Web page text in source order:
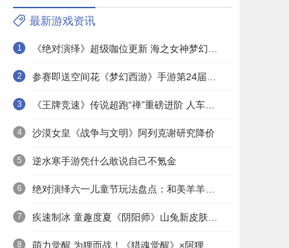
最新游戏资讯
1
2
3
4 沙漠女皇《战争与文明》阿列克谢研究降价
5 逆水寒手游凭什么敢说自己不氪金
6
7
8